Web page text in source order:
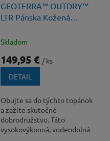
GEOTERRA™ OUTDRY™
LTR Pánska Kožená
membránou
Skladom
149,95 € / ks
DETAIL
Obujte sa do týchto topánok
a zažite skutočné
dobrodružstvo. Táto
vysokovýkonná, vodeodolná